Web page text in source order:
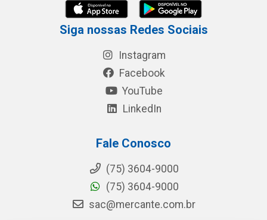
Siga nossas Redes Sociais
Instagram
Facebook
YouTube
LinkedIn
Fale Conosco
(75) 3604-9000
(75) 3604-9000
sac@mercante.com.br